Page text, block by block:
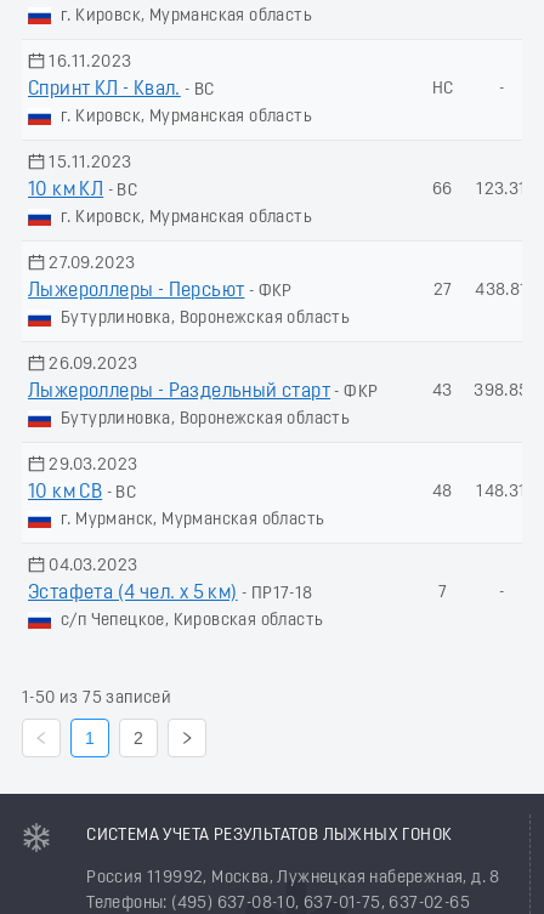
г. Кировск, Мурманская область
16.11.2023
Спринт КЛ - Квал. - ВС
г. Кировск, Мурманская область
НС -
15.11.2023
10 км КЛ
- ВС
г. Кировск, Мурманская область
66 123.31
27.09.2023
Лыжероллеры - Пеpсьют - ФКР
Бутурлиновка, Воронежская область
27 438.81
26.09.2023
Лыжероллеры - Раздельный старт - ФКР
Бутурлиновка, Воронежская область
43 398.85
29.03.2023
10 км СВ - ВС
г. Мурманск, Мурманская область
48 148.31
04.03.2023
Эстафета (4 чел. х 5 км) - ПР17-18
с/п Чепецкое, Кировская область
7 -
1-50 из 75 записей
1 2
СИСТЕМА УЧЕТА РЕЗУЛЬТАТОВ ЛЫЖНЫХ ГОНОК
Россия 119992, Москва, Лужнецкая набережная, д. 8
Телефоны: (495) 637-08-10, 637-01-75, 637-02-65